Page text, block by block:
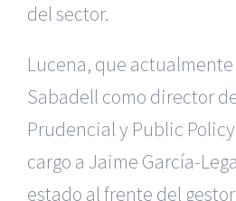
del sector.
Lucena, que
Sabadell como director
Prudencial y Public
cargo a Jaime García-
estado al frente del